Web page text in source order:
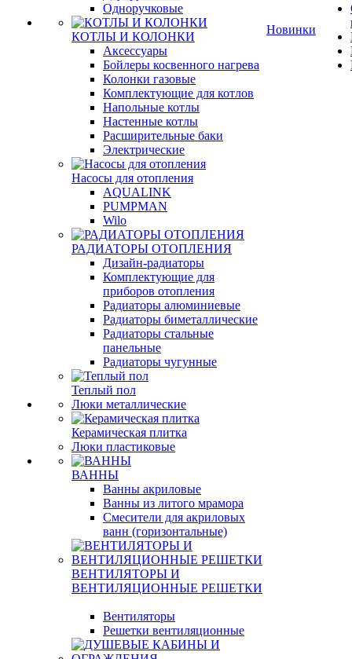
Одноручковые
КОТЛЫ И КОЛОНКИ
Аксессуары
Бойлеры косвенного нагрева
Колонки газовые
Комплектующие для котлов
Напольные котлы
Настенные котлы
Расширительные баки
Электрические
Насосы для отопления
AQUALINK
PUMPMAN
Wilo
РАДИАТОРЫ ОТОПЛЕНИЯ
Дизайн-радиаторы
Комплектующие для
приборов отопления
Радиаторы алюминиевые
Радиаторы биметаллические
Радиаторы стальные
панельные
Радиаторы чугунные
Теплый пол
Люки металлические
Керамическая плитка
Люки пластиковые
ВАННЫ
Ванны акриловые
Ванны из литого мрамора
Смесители для акриловых
ванн (горизонтальные)
ВЕНТИЛЯТОРЫ И
ВЕНТИЛЯЦИОННЫЕ РЕШЕТКИ
Вентиляторы
Решетки вентиляционные
Новинки